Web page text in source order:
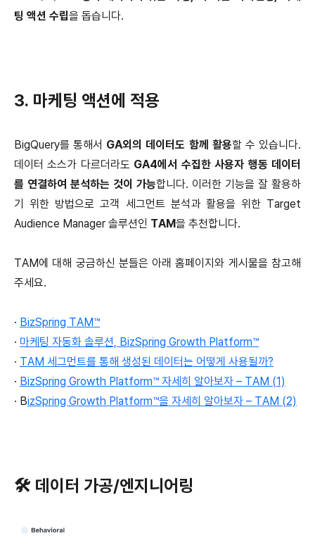
팅 액션 수립을 돕습니다.
3. 마케팅 액션에 적용
BigQuery를 통해서 GA외의 데이터도 함께 활용할 수 있습니다.
데이터 소스가 다르더라도 GA4에서 수집한 사용자 행동 데이터
를 연결하여 분석하는 것이 가능합니다. 이러한 기능을 잘 활용하
기 위한 방법으로 고객 세그먼트 분석과 활용을 위한 Target
Audience Manager 솔루션인 TAM을 추천합니다.
TAM에 대해 궁금하신 분들은 아래 홈페이지와 게시물을 참고해
주세요.
· BizSpring TAM™
· 마케팅 자동화 솔루션, BizSpring Growth Platform™️
· TAM 세그먼트를 통해 생성된 데이터는 어떻게 사용될까?
· BizSpring Growth Platform™️ 자세히 알아보자 – TAM (1)
· BizSpring Growth Platform™️을 자세히 알아보자 – TAM (2)
🛠 데이터 가공/엔지니어링